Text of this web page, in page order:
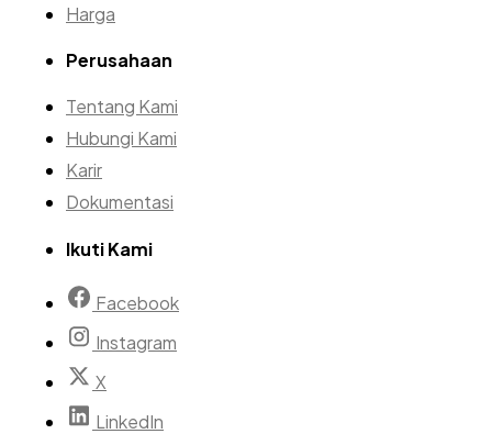
Harga
Perusahaan
Tentang Kami
Hubungi Kami
Karir
Dokumentasi
Ikuti Kami
Facebook
Instagram
X
LinkedIn